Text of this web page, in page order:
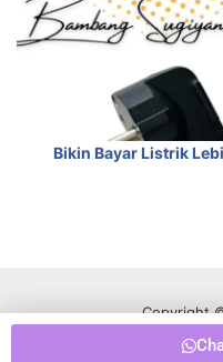
Bikin Bayar Listrik
Copyright